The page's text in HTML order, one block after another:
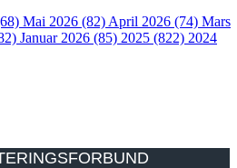
Mai 2026 (82) April 2026 (74) Mars
Januar 2026 (85) 2025 (822) 2024